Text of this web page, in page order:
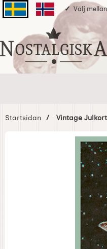
Svenska sidanNorska sidan
Välj
Startsidan för
Startsidan Vintage